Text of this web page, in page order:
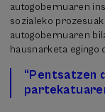
autogobernuaren
sozialeko
autogobernuaren
hausnarketa egingo
“Pentsatzen